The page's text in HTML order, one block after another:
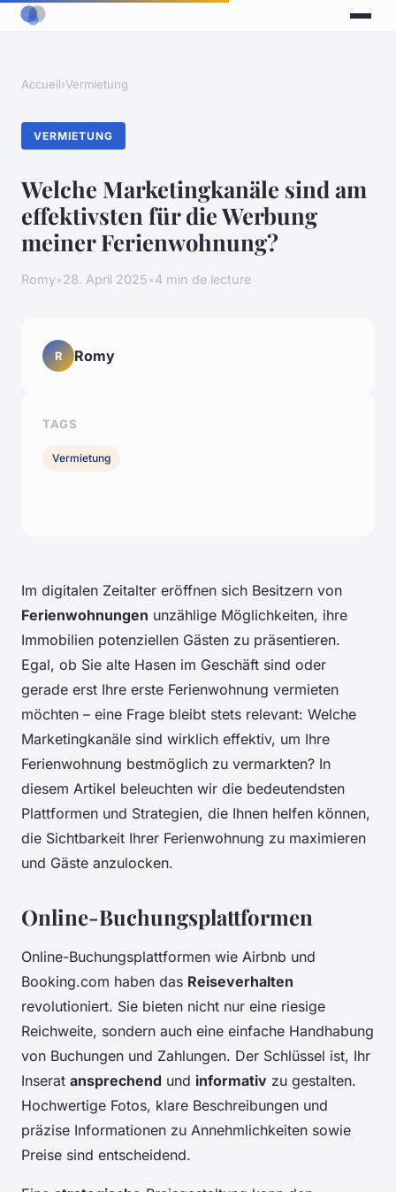
Accueil›Vermietung
VERMIETUNG
Welche Marketingkanäle sind am
effektivsten für die Werbung
meiner Ferienwohnung?
Romy•28. April 2025•4 min de lecture
Im digitalen Zeitalter eröffnen sich Besitzern von
Ferienwohnungen unzählige Möglichkeiten, ihre
Immobilien potenziellen Gästen zu präsentieren.
Egal, ob Sie alte Hasen im Geschäft sind oder
gerade erst Ihre erste Ferienwohnung vermieten
möchten – eine Frage bleibt stets relevant: Welche
Marketingkanäle sind wirklich effektiv, um Ihre
Ferienwohnung bestmöglich zu vermarkten? In
diesem Artikel beleuchten wir die bedeutendsten
Plattformen und Strategien, die Ihnen helfen können,
die Sichtbarkeit Ihrer Ferienwohnung zu maximieren
und Gäste anzulocken.
Online-Buchungsplattformen
Online-Buchungsplattformen wie Airbnb und
Booking.com haben das Reiseverhalten
revolutioniert. Sie bieten nicht nur eine riesige
Reichweite, sondern auch eine einfache Handhabung
von Buchungen und Zahlungen. Der Schlüssel ist, Ihr
Inserat ansprechend und informativ zu gestalten.
Hochwertige Fotos, klare Beschreibungen und
präzise Informationen zu Annehmlichkeiten sowie
Preise sind entscheidend.
R Romy
TAGS
Vermietung